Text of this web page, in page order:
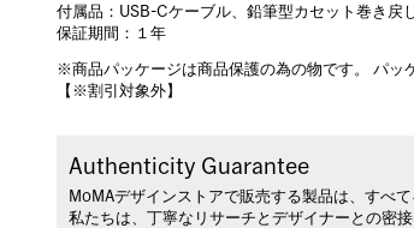
付属品：USB-Cケーブル、鉛筆型カセット巻き戻
保証期間：１年
※商品パッケージは商品保護の為の物です。 パッ
【※割引対象外】
Authenticity Guarantee
MoMAデザインストアで販売する製品は、すべ
私たちは、丁寧なリサーチとデザイナーとの密